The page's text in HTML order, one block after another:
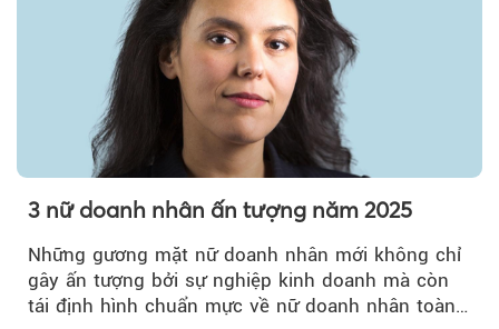
3 nữ doanh nhân ấn tượng năm 2025
Những gương mặt nữ doanh nhân mới không chỉ
gây ấn tượng bởi sự nghiệp kinh doanh mà còn
tái định hình chuẩn mực về nữ doanh nhân toàn